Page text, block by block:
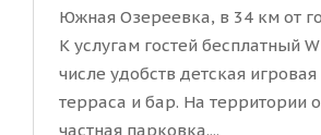
Южная Озереевка, в 34 км от
К услугам гостей бесплатный
числе удобств детская
терраса и бар. На территории
частная парковка....